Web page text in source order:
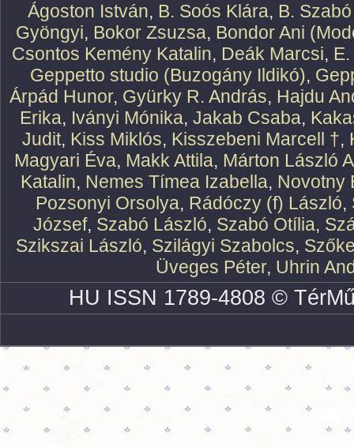
Ágoston István, B. Soós Klára, B.
Gyöngyi, Bokor Zsuzsa, Bondor Ani
Csontos Kemény Katalin, Deák Marcsi,
Geppetto studio (Buzogány Ildikó),
Árpád Hunor, Gyürky R. András, Hajdu
Erika, Iványi Mónika, Jakab Csaba,
Judit, Kiss Miklós, Kisszebeni Marcell †,
Magyari Éva, Makk Attila, Márton László
Katalin, Nemes Tímea Izabella, Novotny
Pozsonyi Orsolya, Rádóczy (f) László,
József, Szabó László, Szabó Otília,
Szikszai László, Szilágyi Szabolcs,
Üveges Péter, Uhrin
HU ISSN 1789-4808 ©